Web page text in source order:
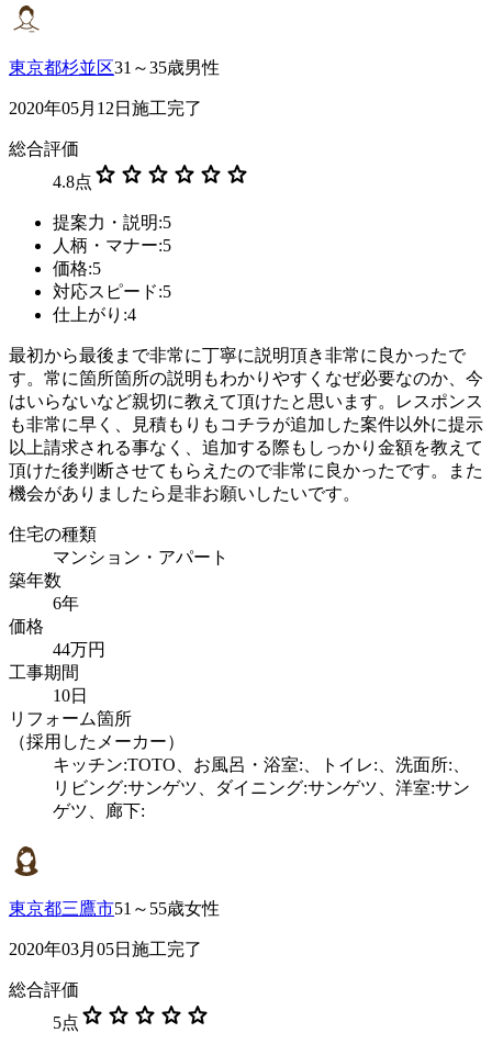
東京都杉並区31～35歳男性
2020年05月12日施工完了
総合評価
4.8点 star star star star star star
提案力・説明:5
人柄・マナー:5
価格:5
対応スピード:5
仕上がり:4
最初から最後まで非常に丁寧に説明頂き非常に良かったで
す。常に箇所箇所の説明もわかりやすくなぜ必要なのか、今
はいらないなど親切に教えて頂けたと思います。レスポンス
も非常に早く、見積もりもコチラが追加した案件以外に提示
以上請求される事なく、追加する際もしっかり金額を教えて
頂けた後判断させてもらえたので非常に良かったです。また
機会がありましたら是非お願いしたいです。
住宅の種類
マンション・アパート
築年数
6年
価格
44万円
工事期間
10日
リフォーム箇所
（採用したメーカー）
キッチン:TOTO、お風呂・浴室:、トイレ:、洗面所:、
リビング:サンゲツ、ダイニング:サンゲツ、洋室:サン
ゲツ、廊下:
東京都三鷹市51～55歳女性
2020年03月05日施工完了
総合評価
5点 star star star star star